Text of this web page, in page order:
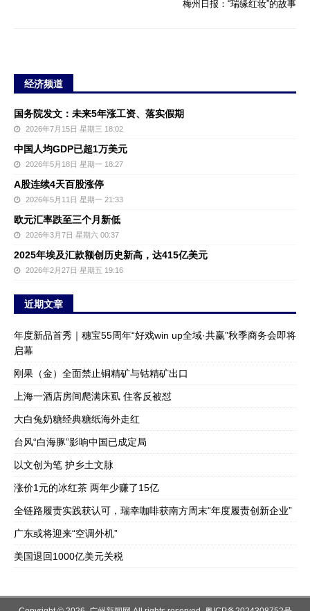
梅州日报：“瑞缘红妆”的故事
经济频道
国务院发文：未来5年涨工资、落实假期
2026年7月15日 星期三 18:02
中国人均GDP已超1万美元
2026年5月18日 星期一 18:27
A股连续4天百股涨停
2026年5月11日 星期一 21:33
欧元汇率跌至三个月新低
2026年3月7日 星期六 00:37
2025年埃及汇款额创历史新高，达415亿美元
2026年2月27日 星期五 19:16
近期文章
年度新品首秀｜穗宝55周年“好戏win up全域·共赢”秋季商务会即将
启幕
刚果（金）全面禁止铜精矿与钴精矿出口
上海一酒店房间爬满床虱 住客反被怼
大白兔奶糖经典糖纸海外走红
台风“白海豚”影响中国已成定局
以文创为笔 护乡土文脉
涨价1元的冰红茶 两年少赚了15亿
全链路履责实践获认可，瑞幸咖啡获南方周末“年度履责创新企业”
广东或将迎来“空调外机”
美国退回1000亿美元关税